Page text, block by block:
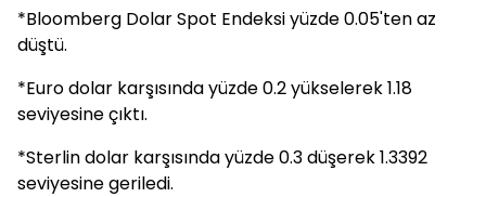
*Bloomberg Dolar Spot Endeksi yüzde 0.05'ten az
düştü.
*Euro dolar karşısında yüzde 0.2 yükselerek 1.18
seviyesine çıktı.
*Sterlin dolar karşısında yüzde 0.3 düşerek 1.3392
seviyesine geriledi.